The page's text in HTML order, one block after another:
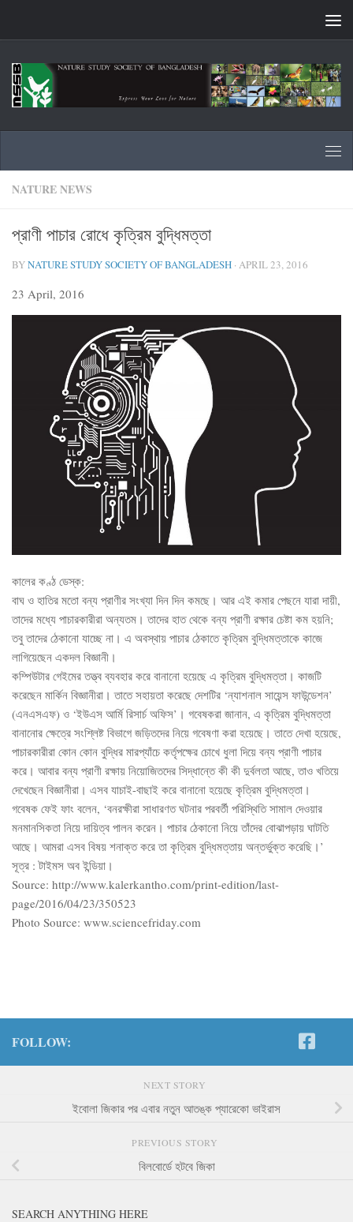
NATURE NEWS
প্রাণী পাচার রোধে কৃত্রিম বুদ্ধিমত্তা
BYNATURE STUDY SOCIETY OF BANGLADESH · APRIL 23, 2016
23 April, 2016
কালের কণ্ঠ ডেস্ক:
বাঘ ও হাতির মতো বন্য প্রাণীর সংখ্যা দিন দিন কমছে। আর এই কমার পেছনে যারা দায়ী,
তাদের মধ্যে পাচারকারীরা অন্যতম। তাদের হাত থেকে বন্য প্রাণী রক্ষার চেষ্টা কম হয়নি;
তবু তাদের ঠেকানো যাচ্ছে না। এ অবস্থায় পাচার ঠেকাতে কৃত্রিম বুদ্ধিমত্তাকে কাজে
লাগিয়েছেন একদল বিজ্ঞানী।
কম্পিউটার গেইমের তত্ত্ব ব্যবহার করে বানানো হয়েছে এ কৃত্রিম বুদ্ধিমত্তা। কাজটি
করেছেন মার্কিন বিজ্ঞানীরা। তাতে সহায়তা করেছে দেশটির ‘ন্যাশনাল সায়েন্স ফাউন্ডেশন’
(এনএসএফ) ও ‘ইউএস আর্মি রিসার্চ অফিস’। গবেষকরা জানান, এ কৃত্রিম বুদ্ধিমত্তা
বানানোর ক্ষেত্রে সংশ্লিষ্ট বিভাগে জড়িতদের নিয়ে গবেষণা করা হয়েছে। তাতে দেখা হয়েছে,
পাচারকারীরা কোন কোন বুদ্ধির মারপ্যাঁচে কর্তৃপক্ষের চোখে ধুলা দিয়ে বন্য প্রাণী পাচার
করে। আবার বন্য প্রাণী রক্ষায় নিয়োজিতদের সিদ্ধান্তে কী কী দুর্বলতা আছে, তাও খতিয়ে
দেখেছেন বিজ্ঞানীরা। এসব যাচাই-বাছাই করে বানানো হয়েছে কৃত্রিম বুদ্ধিমত্তা।
গবেষক ফেই ফাং বলেন, ‘বনরক্ষীরা সাধারণত ঘটনার পরবর্তী পরিস্থিতি সামাল দেওয়ার
মনমানসিকতা নিয়ে দায়িত্ব পালন করেন। পাচার ঠেকানো নিয়ে তাঁদের বোঝাপড়ায় ঘাটতি
আছে। আমরা এসব বিষয় শনাক্ত করে তা কৃত্রিম বুদ্ধিমত্তায় অন্তর্ভুক্ত করেছি।’
সূত্র : টাইমস অব ইন্ডিয়া।
Source: http://www.kalerkantho.com/print-edition/last-
page/2016/04/23/350523
Photo Source: www.sciencefriday.com
FOLLOW:
NEXT STORY
ইবোলা জিকার পর এবার নতুন আতঙ্ক প্যারেকো ভাইরাস
PREVIOUS STORY
বিলবোর্ডে হটবে জিকা
SEARCH ANYTHING HERE